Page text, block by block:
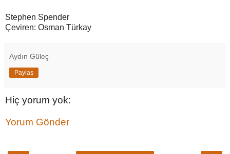
Stephen Spender
Çeviren: Osman Türkay
Aydın Güleç
Paylaş
Hiç yorum yok:
Yorum Gönder